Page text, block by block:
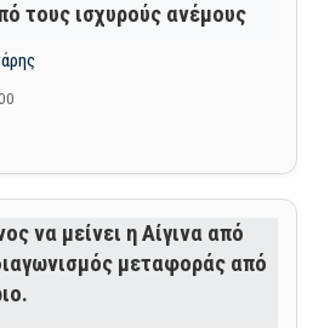
τους ισχυρούς ανέμους
να μείνει η Αίγινα από
μεταφοράς από